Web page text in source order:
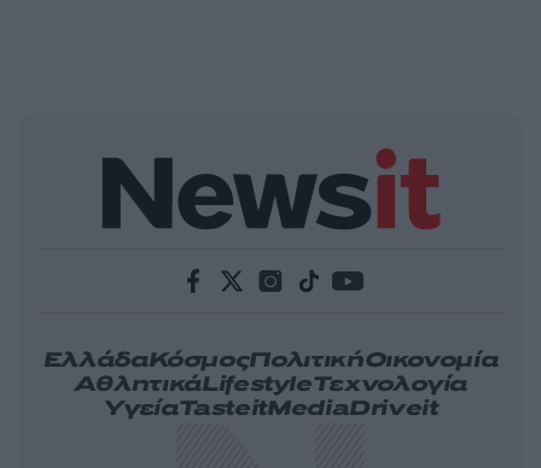
ΕλλάδαΚόσμοςΠολιτικήΟικονομία
ΑθλητικάLifestyleΤεχνολογία
ΥγείαTasteitMediaDriveit